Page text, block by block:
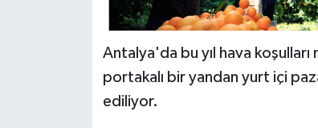
Antalya'da bu yıl hava
portakalı bir yandan yurt içi
ediliyor.